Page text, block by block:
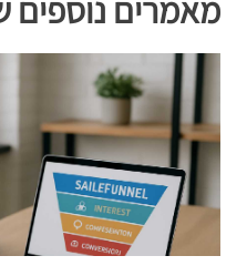
מאמרים נוספים